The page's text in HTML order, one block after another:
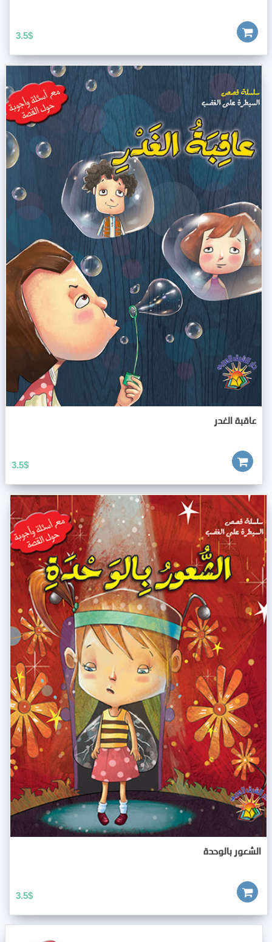
3.5$
عاقبة الغدر
3.5$
الشعور بالوحدة
3.5$